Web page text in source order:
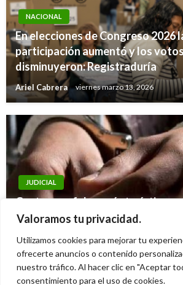
Valoramos tu privacidad.
Utilizamos cookies para mejorar tu
ofrecerte anuncios o contenido
nuestro tráfico. Al hacer clic en "Aceptar
consentimiento para el uso de cookies.
NACIONAL
En elecciones de Congreso 2026
participación aumentó y los
disminuyeron: Registraduría
Ariel Cabrera viernes marzo 13, 2026
JUDICIAL
Capturan a falso guía turístico
suministrar sustancias tóxicas a
Ariel Cabrera sábado agosto 16, 2025